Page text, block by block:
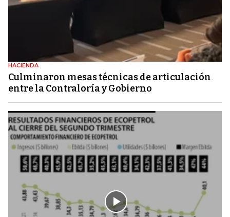
HACIENDA
Culminaron mesas técnicas de articulación
entre la Contraloría y Gobierno